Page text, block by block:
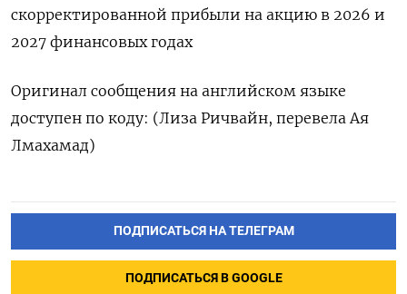
скорректированной прибыли на акцию в 2026 и
2027 финансовых годах
Оригинал сообщения на английском языке
доступен по коду: (Лиза Ричвайн, перевела Ая
Лмахамад)
ПОДПИСАТЬСЯ НА ТЕЛЕГРАМ
ПОДПИСАТЬСЯ В GOOGLE